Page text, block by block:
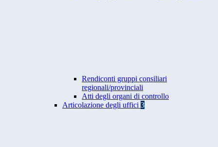
Rendiconti gruppi consiliari
regionali/provinciali
Atti degli organi di controllo
Articolazione degli uffici 3